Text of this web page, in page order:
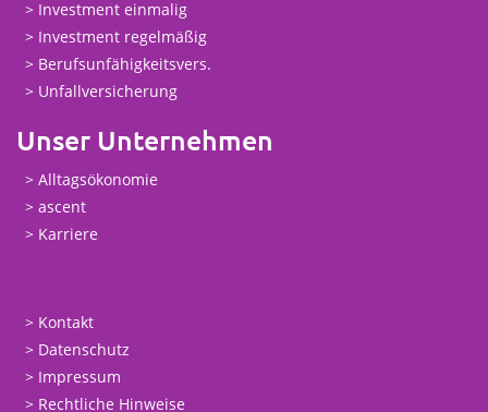
Investment einmalig
Investment regelmäßig
Berufsunfähigkeitsvers.
Unfallversicherung
Unser Unternehmen
Alltagsökonomie
ascent
Karriere
Kontakt
Datenschutz
Impressum
Rechtliche Hinweise